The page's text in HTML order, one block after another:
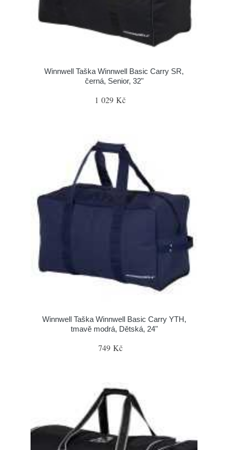
Winnwell Taška Winnwell Basic Carry SR,
černá, Senior, 32"
1 029 Kč
Winnwell Taška Winnwell Basic Carry YTH,
tmavě modrá, Dětská, 24"
749 Kč